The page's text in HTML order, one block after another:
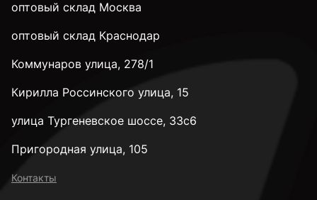
оптовый склад Москва
оптовый склад Краснодар
Коммунаров улица, 278/1
Кирилла Россинского улица, 15
улица Тургеневское шоссе, 33с6
Пригородная улица, 105
Контакты